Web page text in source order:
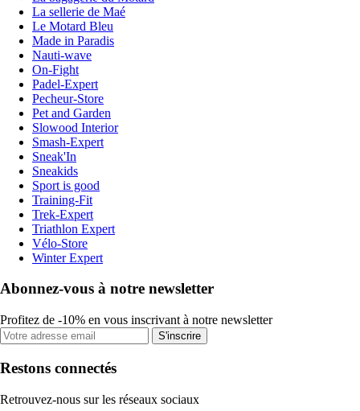
La sellerie de Maé
Le Motard Bleu
Made in Paradis
Nauti-wave
On-Fight
Padel-Expert
Pecheur-Store
Pet and Garden
Slowood Interior
Smash-Expert
Sneak'In
Sneakids
Sport is good
Training-Fit
Trek-Expert
Triathlon Expert
Vélo-Store
Winter Expert
Abonnez-vous à notre newsletter
Profitez de -10% en vous inscrivant à notre newsletter
S'inscrire
Restons connectés
Retrouvez-nous sur les réseaux sociaux